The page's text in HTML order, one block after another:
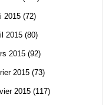
2015 (72)
2015 (80)
2015 (92)
2015 (73)
2015 (117)